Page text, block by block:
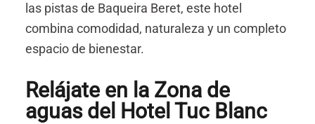
las pistas de Baqueira Beret, este hotel
combina comodidad, naturaleza y un completo
espacio de bienestar.
Relájate en la Zona de
aguas del Hotel Tuc Blanc